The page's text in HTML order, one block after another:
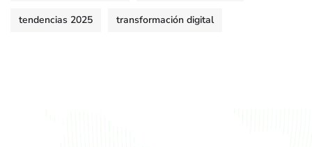
tendencias 2025 transformación digital